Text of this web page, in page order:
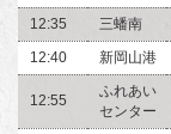
12:35 三蟠南
12:40
新岡山港
12:55
ふれあい
センター